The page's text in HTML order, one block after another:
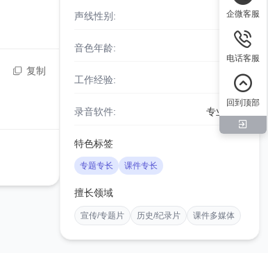
企微客服
电话客服
回到顶部
复制
声线性别: 男声
音色年龄: 青年
工作经验: 8年
录音软件: 专业设备
特色标签
专题专长 课件专长
擅长领域
宣传/专题片 历史/纪录片 课件多媒体